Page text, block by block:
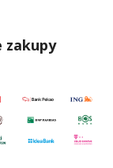
zakupy